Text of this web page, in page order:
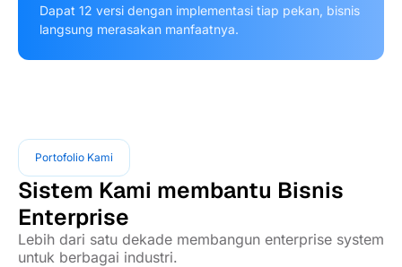
Dapat 12 versi dengan implementasi tiap pekan, bisnis
langsung merasakan manfaatnya.
Portofolio Kami
Sistem Kami membantu Bisnis
Enterprise
Lebih dari satu dekade membangun enterprise system
untuk berbagai industri.